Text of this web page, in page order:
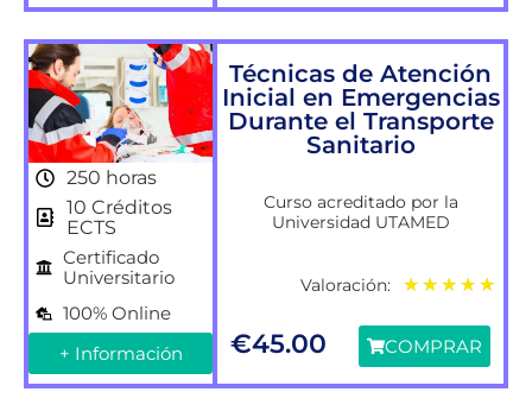
250 horas
10 Créditos
ECTS
Certificado
Universitario
100% Online
+ Información
Técnicas de Atención
Inicial en Emergencias
Durante el Transporte
Sanitario
Curso acreditado por la
Universidad UTAMED
Valoración: ★ ★ ★ ★ ★
€45.00 COMPRAR